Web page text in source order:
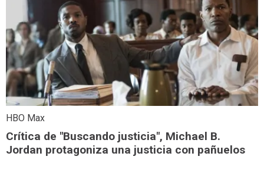
HBO Max
Crítica de "Buscando justicia", Michael B.
Jordan protagoniza una justicia con pañuelos